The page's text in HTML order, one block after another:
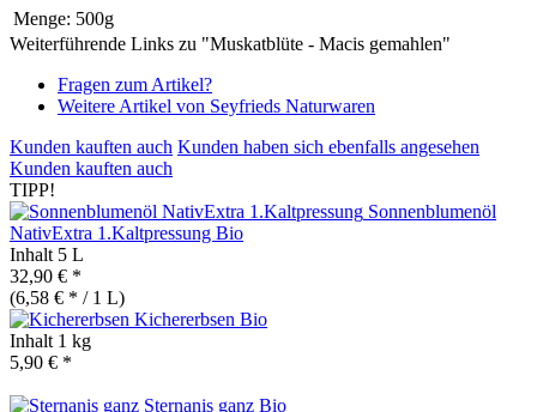
Menge: 500g
Weiterführende Links zu "Muskatblüte - Macis gemahlen"
Fragen zum Artikel?
Weitere Artikel von Seyfrieds Naturwaren
Kunden kauften auch Kunden haben sich ebenfalls angesehen
Kunden kauften auch
TIPP!
Sonnenblumenöl
NativExtra 1.Kaltpressung Bio
Inhalt 5 L
32,90 € *
(6,58 € * / 1 L)
Kichererbsen Bio
Inhalt 1 kg
5,90 € *
Sternanis ganz Bio